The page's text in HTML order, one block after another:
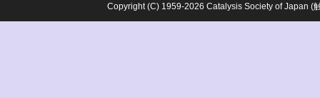
Copyright (C) 1959-2026 Catalysis Society of Japan (